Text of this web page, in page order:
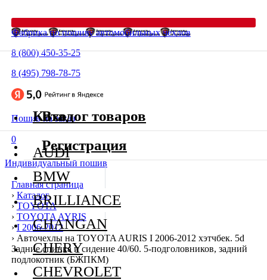
Фабрика по пошиву автомобильных чехлов
8 (800) 450-35-25
8 (495) 798-78-75
Пошив на заказ
0
Индивидуальный пошив
Главная страница
› Каталог
› TOYOTA
› TOYOTA AYRIS
› I 2006-2012
› Авточехлы на TOYOTA AURIS I 2006-2012 хэтчбек. 5d
Задние спинка и сидение 40/60. 5-подголовников, задний
подлокотник (БЖПКМ)
Каталог товаров
AUDI
BMW
BRILLIANCE
CHANGAN
CHERY
CHEVROLET
Вход
Регистрация